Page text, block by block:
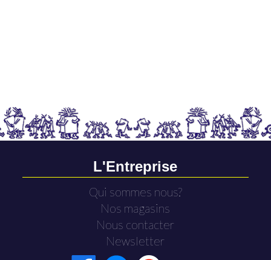
L'Entreprise
Qui sommes nous?
Nos magasins
Nous contacter
Newsletter